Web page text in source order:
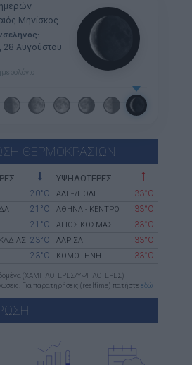
Μηνίσκος
28 Αυγούστου
ΘΕΡΜΟΚΡΑΣΙΩΝ
20°C
21°C
21°C
23°C
23°C
ΥΨΗΛΟΤΕΡΕΣ
ΑΛΕΞ/ΠΟΛΗ 33°C
ΑΘΗΝΑ - ΚΕΝΤΡΟ 33°C
ΑΓΙΟΣ ΚΟΣΜΑΣ 33°C
ΛΑΡΙΣΑ 33°C
ΚΟΜΟΤΗΝΗ 33°C
(ΧΑΜΗΛΟΤΕΡΕΣ/ΥΨΗΛΟΤΕΡΕΣ)
Για παρατηρήσεις (realtime) πατήστε εδώ